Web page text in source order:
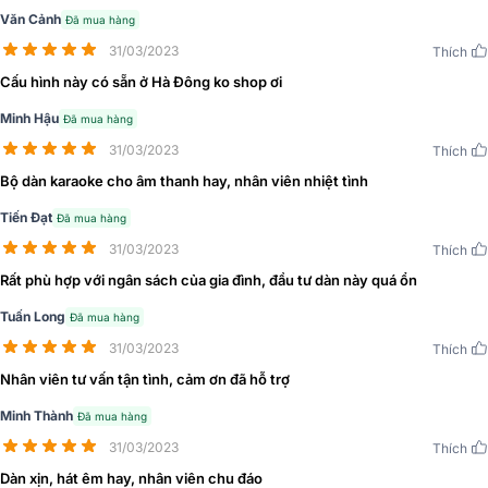
Văn Cảnh Đã mua hàng
31/03/2023 Thích
Cấu hình này có sẵn ở Hà Đông ko shop ơi
Minh Hậu Đã mua hàng
31/03/2023 Thích
Bộ dàn karaoke cho âm thanh hay, nhân viên nhiệt tình
Tiến Đạt Đã mua hàng
31/03/2023 Thích
Rất phù hợp với ngân sách của gia đình, đầu tư dàn này quá ổn
Tuấn Long Đã mua hàng
31/03/2023 Thích
Nhân viên tư vấn tận tình, cảm ơn đã hỗ trợ
Minh Thành Đã mua hàng
31/03/2023 Thích
Dàn xịn, hát êm hay, nhân viên chu đáo